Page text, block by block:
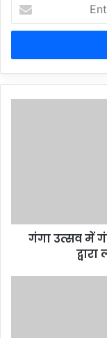
your
Email
गंगा उत्सव में